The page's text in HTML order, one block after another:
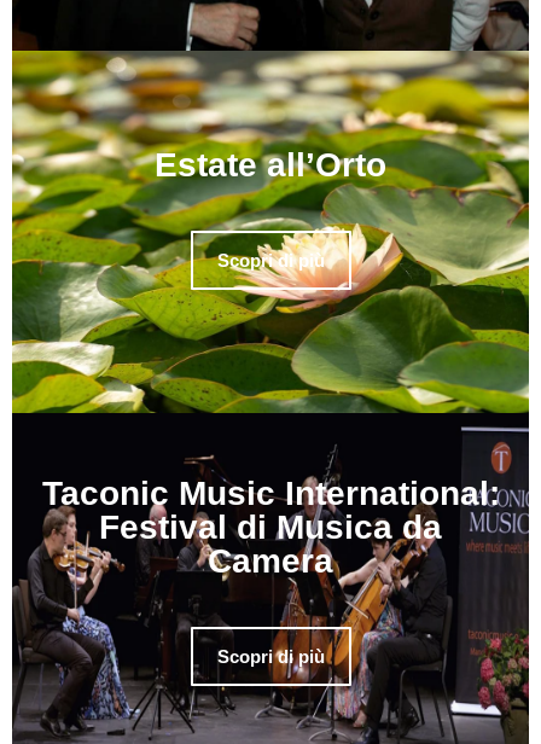
Estate all’Orto
Scopri di più
Taconic Music International:
Festival di Musica da
Camera
Scopri di più